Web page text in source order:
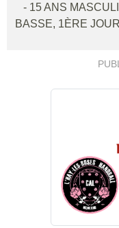
- 15 ANS
BASSE, 1ÈRE